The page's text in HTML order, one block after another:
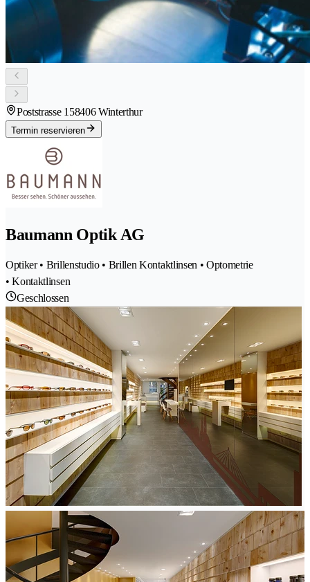
Poststrasse 158406 Winterthur
Termin reservieren
Baumann Optik AG
Optiker • Brillenstudio • Brillen Kontaktlinsen • Optometrie
• Kontaktlinsen
Geschlossen